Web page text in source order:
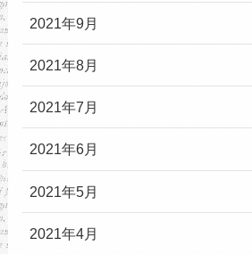
2021年9月
2021年8月
2021年7月
2021年6月
2021年5月
2021年4月